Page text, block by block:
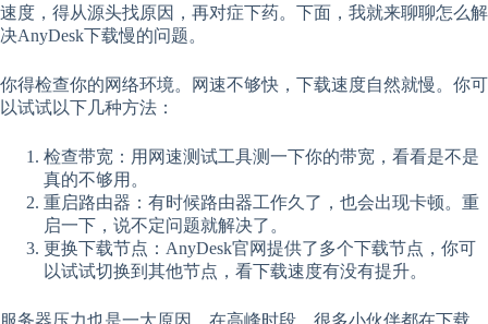
速度，得从源头找原因，再对症下药。下面，我就来聊聊怎么解
决AnyDesk下载慢的问题。
你得检查你的网络环境。网速不够快，下载速度自然就慢。你可
以试试以下几种方法：
检查带宽：用网速测试工具测一下你的带宽，看看是不是
真的不够用。
重启路由器：有时候路由器工作久了，也会出现卡顿。重
启一下，说不定问题就解决了。
更换下载节点：AnyDesk官网提供了多个下载节点，你可
以试试切换到其他节点，看下载速度有没有提升。
服务器压力也是一大原因。在高峰时段，很多小伙伴都在下载，